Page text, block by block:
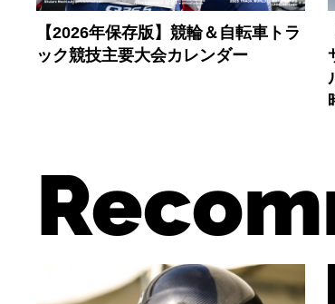
【2026年保存版】競輪＆自転車トラ
ック競技主要大会カレンダー